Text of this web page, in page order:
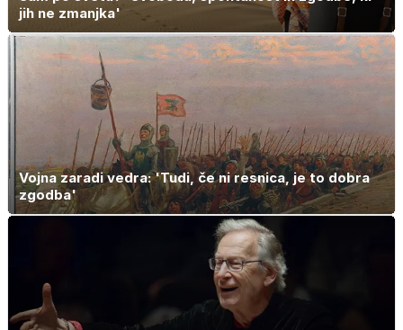
jih ne zmanjka'
Vojna zaradi vedra: 'Tudi, če ni resnica, je to dobra
zgodba'